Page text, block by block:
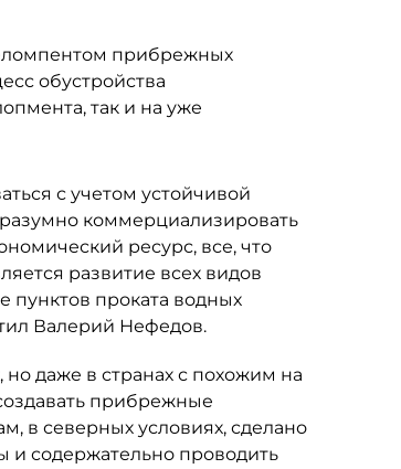
прибрежных
обустройства
так и на уже
с учетом устойчивой
коммерциализировать
ресурс, все, что
развитие всех видов
пунктов проката водных
Валерий Нефедов.
но даже в странах с похожим на
прибрежные
в северных условиях, сделано
и содержательно проводить